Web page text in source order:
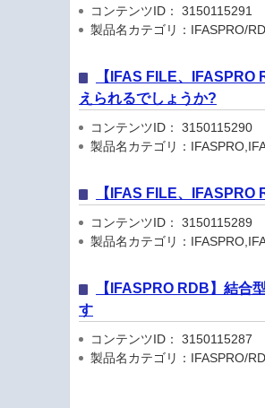
コンテンツID： 3150115291
製品名カテゴリ：IFASPRO/
【IFAS FILE、
えられるでしょうか?
コンテンツID： 3150115290
製品名カテゴリ：
【IFAS FILE、
コンテンツID： 3150115289
製品名カテゴリ：
【IFASPRO RDB】結合
す
コンテンツID： 3150115287
製品名カテゴリ：IFASPRO/